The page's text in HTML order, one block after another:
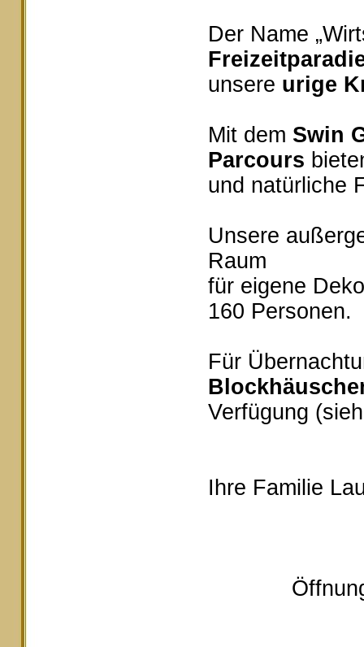
Der Name
unsere urige
Mit dem Swin
Parcours
und natürliche
Unsere
Raum
für eigene
160 Personen.
Für
Verfügung
Ihre Familie